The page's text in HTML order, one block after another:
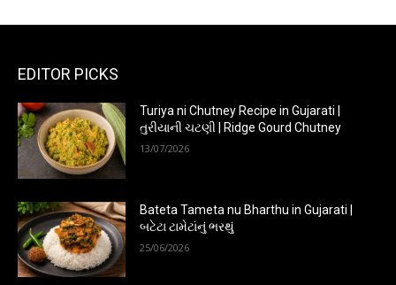
EDITOR PICKS
Turiya ni Chutney Recipe in Gujarati |
તુરીયાની ચટણી | Ridge Gourd Chutney
13/07/2026
Bateta Tameta nu Bharthu in Gujarati |
બટેટા ટામેટાંનું ભરથું
25/06/2026